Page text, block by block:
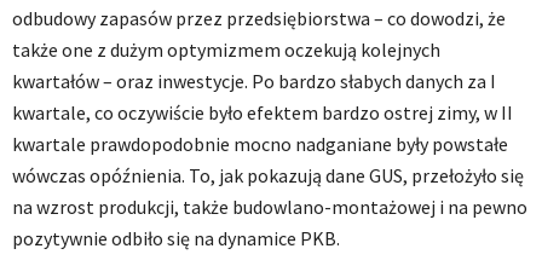
odbudowy zapasów przez przedsiębiorstwa – co dowodzi, że
także one z dużym optymizmem oczekują kolejnych
kwartałów – oraz inwestycje. Po bardzo słabych danych za I
kwartale, co oczywiście było efektem bardzo ostrej zimy, w II
kwartale prawdopodobnie mocno nadganiane były powstałe
wówczas opóźnienia. To, jak pokazują dane GUS, przełożyło się
na wzrost produkcji, także budowlano-montażowej i na pewno
pozytywnie odbiło się na dynamice PKB.